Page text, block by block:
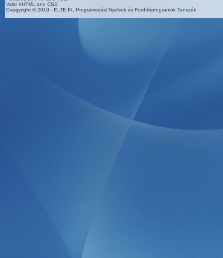
Valid XHTML and CSS
Copgyright © 2010 - ELTE IK, Programozási Nyelvek és Fordítóprogramok Tanszék